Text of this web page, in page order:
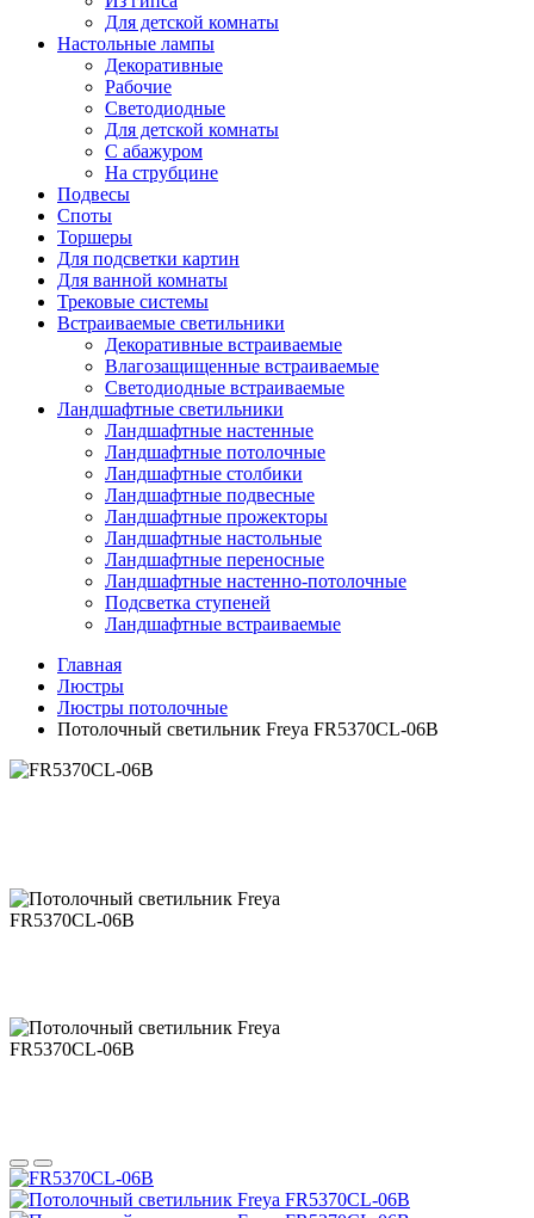
Для детской комнаты
Настольные лампы
Декоративные
Рабочие
Светодиодные
Для детской комнаты
С абажуром
На струбцине
Подвесы
Споты
Торшеры
Для подсветки картин
Для ванной комнаты
Трековые системы
Встраиваемые светильники
Декоративные встраиваемые
Влагозащищенные встраиваемые
Светодиодные встраиваемые
Ландшафтные светильники
Ландшафтные настенные
Ландшафтные потолочные
Ландшафтные столбики
Ландшафтные подвесные
Ландшафтные прожекторы
Ландшафтные настольные
Ландшафтные переносные
Ландшафтные настенно-потолочные
Подсветка ступеней
Ландшафтные встраиваемые
Главная
Люстры
Люстры потолочные
Потолочный светильник Freya FR5370CL-06B